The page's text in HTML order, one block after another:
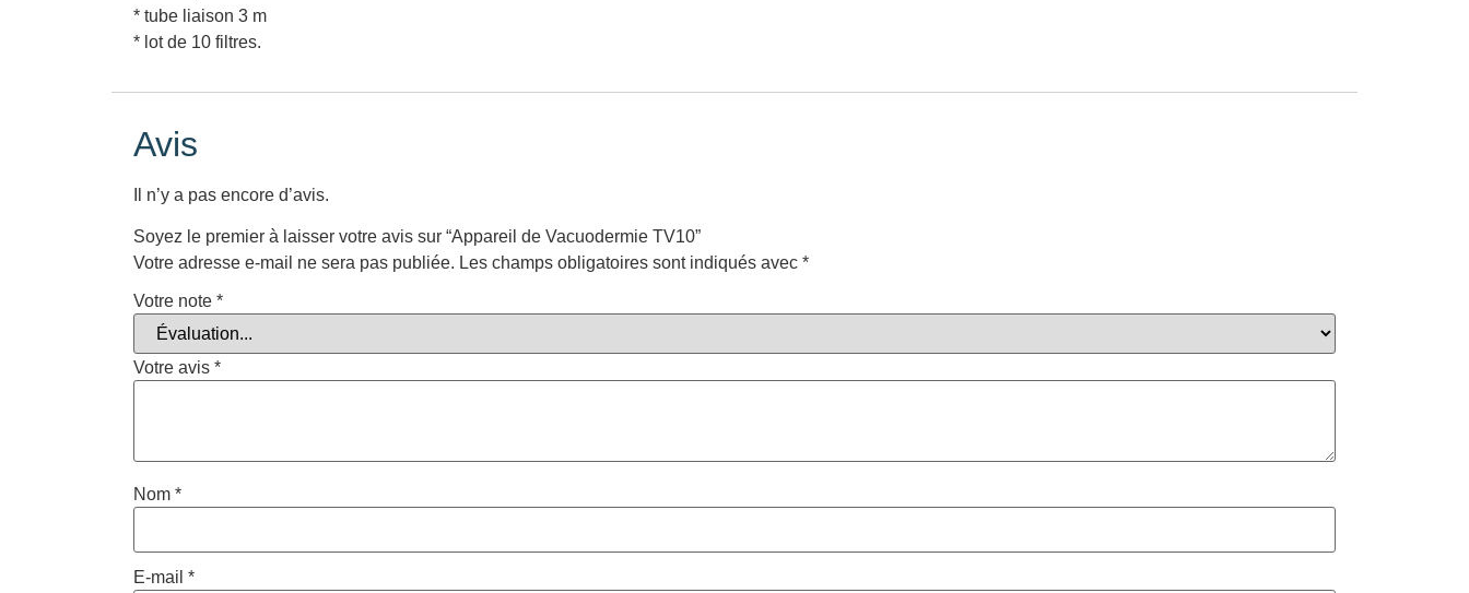
* tube liaison 3 m
* lot de 10 filtres.
Avis
Il n’y a pas encore d’avis.
Soyez le premier à laisser votre avis sur “Appareil de Vacuodermie TV10”
Votre adresse e-mail ne sera pas publiée. Les champs obligatoires sont indiqués avec *
Votre note *
Votre avis *
Nom *
E-mail *